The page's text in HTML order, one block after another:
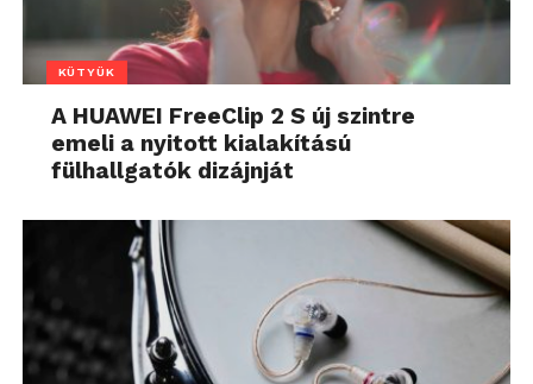
KÜTYÜK
A HUAWEI FreeClip 2 S új szintre
emeli a nyitott kialakítású
fülhallgatók dizájnját